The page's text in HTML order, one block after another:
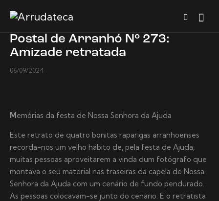
Postal de Arranhó N° 273:
Amizade retratada
06/09/2024
Memórias da festa de Nossa Senhora da Ajuda
Este retrato de quatro bonitas raparigas arranhoenses
recorda-nos um velho hábito de, pela festa de Ajuda,
muitas pessoas aproveitarem a vinda dum fotógrafo que
montava o seu material nas traseiras da capela de Nossa
Senhora da Ajuda com um cenário de fundo pendurado.
As pessoas colocavam-se junto do cenário. E o retratista